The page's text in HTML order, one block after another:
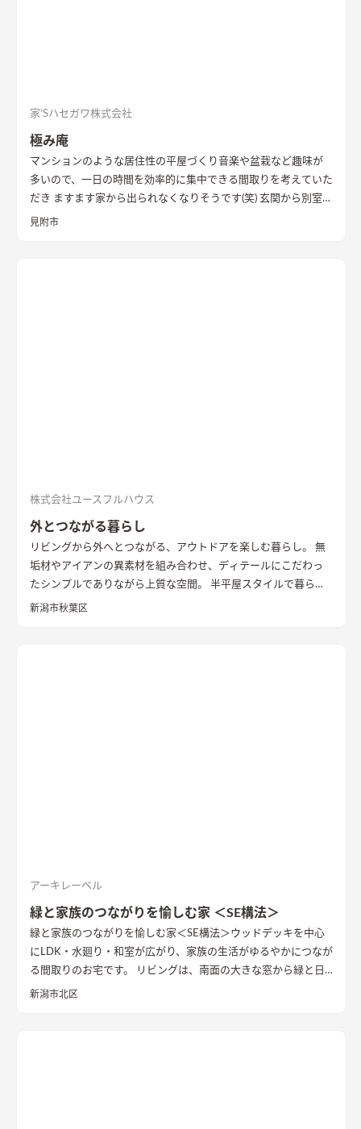
家’Sハセガワ株式会社
極み庵
マンションのような居住性の平屋づくり音楽や盆栽など趣味が
多いので、一日の時間を効率的に集中できる間取りを考えていた
だき ますます家から出られなくなりそうです(笑) 玄関から別室を
イメージして和室をつくっていただきました。 趣味スペースと
見附市
株式会社ユースフルハウス
外とつながる暮らし
リビングから外へとつながる、アウトドアを楽しむ暮らし。 無
垢材やアイアンの異素材を組み合わせ、ディテールにこだわっ
たシンプルでありながら上質な空間。 半平屋スタイルで暮らし
の動線にもこだわりました。
新潟市秋葉区
アーキレーベル
緑と家族のつながりを愉しむ家 ＜SE構法＞
緑と家族のつながりを愉しむ家＜SE構法＞ウッドデッキを中心
にLDK・水廻り・和室が広がり、家族の生活がゆるやかにつなが
る間取りのお宅です。 リビングは、南面の大きな窓から緑と日
差しをたっぷり取り入れられる開放的な空間で、多目的に使える
新潟市北区